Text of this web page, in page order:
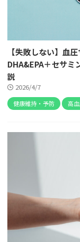
【失敗しない】血
DHA&EPA＋セサミ
説
2026/4/7
健康維持・予防 高